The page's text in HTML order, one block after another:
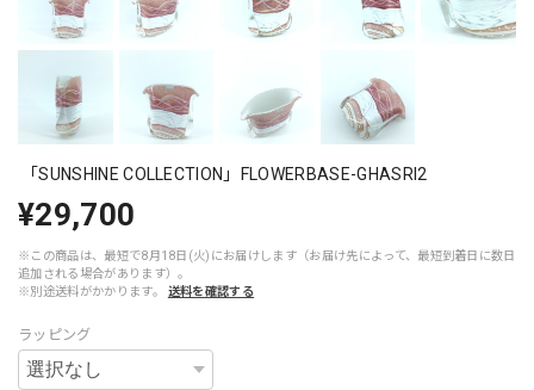
「SUNSHINE COLLECTION」FLOWERBASE-GHASRI2
¥29,700
※この商品は、最短で8月18日(火)にお届けします（お届け先によって、最短到着日に数日
追加される場合があります）。
※別途送料がかかります。
送料を確認する
ラッピング